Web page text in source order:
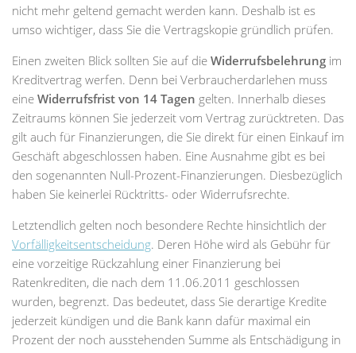
nicht mehr geltend gemacht werden kann. Deshalb ist es
umso wichtiger, dass Sie die Vertragskopie gründlich prüfen.
Einen zweiten Blick sollten Sie auf die Widerrufsbelehrung im
Kreditvertrag werfen. Denn bei Verbraucherdarlehen muss
eine Widerrufsfrist von 14 Tagen gelten. Innerhalb dieses
Zeitraums können Sie jederzeit vom Vertrag zurücktreten. Das
gilt auch für Finanzierungen, die Sie direkt für einen Einkauf im
Geschäft abgeschlossen haben. Eine Ausnahme gibt es bei
den sogenannten Null-Prozent-Finanzierungen. Diesbezüglich
haben Sie keinerlei Rücktritts- oder Widerrufsrechte.
Letztendlich gelten noch besondere Rechte hinsichtlich der
Vorfälligkeitsentscheidung. Deren Höhe wird als Gebühr für
eine vorzeitige Rückzahlung einer Finanzierung bei
Ratenkrediten, die nach dem 11.06.2011 geschlossen
wurden, begrenzt. Das bedeutet, dass Sie derartige Kredite
jederzeit kündigen und die Bank kann dafür maximal ein
Prozent der noch ausstehenden Summe als Entschädigung in